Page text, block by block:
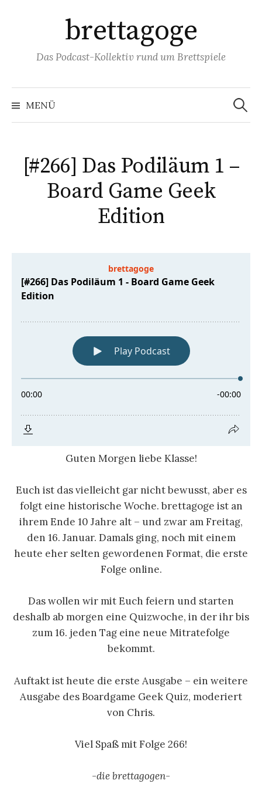
brettagoge
Das Podcast-Kollektiv rund um Brettspiele
MENÜ
Suchen
nach:
[#266] Das Podiläum 1 –
Board Game Geek
Edition
Guten Morgen liebe Klasse!
Euch ist das vielleicht gar nicht bewusst, aber es
folgt eine historische Woche. brettagoge ist an
ihrem Ende 10 Jahre alt – und zwar am Freitag,
den 16. Januar. Damals ging, noch mit einem
heute eher selten gewordenen Format, die erste
Folge online.
Das wollen wir mit Euch feiern und starten
deshalb ab morgen eine Quizwoche, in der ihr bis
zum 16. jeden Tag eine neue Mitratefolge
bekommt.
Auftakt ist heute die erste Ausgabe – ein weitere
Ausgabe des Boardgame Geek Quiz, moderiert
von Chris.
Viel Spaß mit Folge 266!
-die brettagogen-